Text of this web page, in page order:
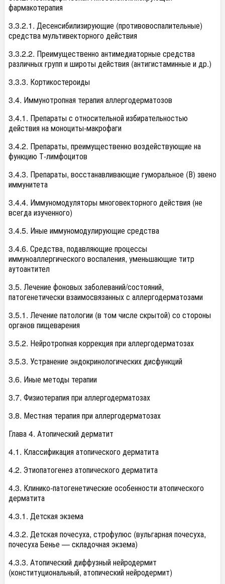
фармакотерапия
3.3.2.1. Десенсибилизирующие (противовоспалительные)
средства мультивекторного действия
3.3.2.2. Преимущественно антимедиаторные средства
различных групп и широты действия (антигистаминные и др.)
3.3.3. Кортикостероиды
3.4. Иммунотропная терапия аллергодерматозов
3.4.1. Препараты с относительной избирательностью
действия на моноциты-макрофаги
3.4.2. Препараты, преимущественно воздействующие на
функцию Т-лимфоцитов
3.4.3. Препараты, восстанавливающие гуморальное (В) звено
иммунитета
3.4.4. Иммуномодуляторы многовекторного действия (не
всегда изученного)
3.4.5. Иные иммуномодулирующие средства
3.4.6. Средства, подавляющие процессы
иммуноаллергического воспаления, уменьшающие титр
аутоантител
3.5. Лечение фоновых заболеваний/состояний,
патогенетически взаимосвязанных с аллергодерматозами
3.5.1. Лечение патологии (в том числе скрытой) со стороны
органов пищеварения
3.5.2. Нейротропная коррекция при аллергодерматозах
3.5.3. Устранение эндокринологических дисфункций
3.6. Иные методы терапии
3.7. Физиотерапия при аллергодерматозах
3.8. Местная терапия при аллергодерматозах
Глава 4. Атопический дерматит
4.1. Классификация атопического дерматита
4.2. Этиопатогенез атопического дерматита
4.3. Клинико-патогенетические особенности атопического
дерматита
4.3.1. Детская экзема
4.3.2. Детская почесуха, строфулюс (вульгарная почесуха,
почесуха Бенье — складочная экзема)
4.3.3. Атопический диффузный нейродермит
(конституциональный, атопический нейродермит)